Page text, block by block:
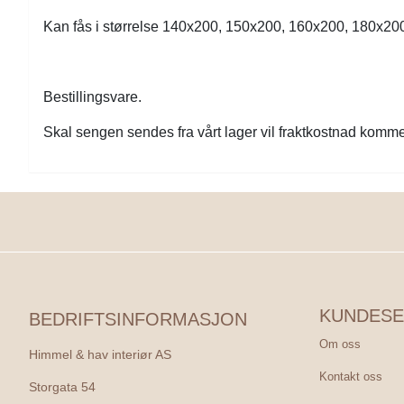
Kan fås i størrelse 140x200, 150x200, 160x200,
Bestillingsvare.
Skal sengen sendes fra vårt lager vil fraktkostnad
BEDRIFTSINFORMASJON
Himmel & hav interiør AS
Storgata 54
Om oss
Kontakt oss